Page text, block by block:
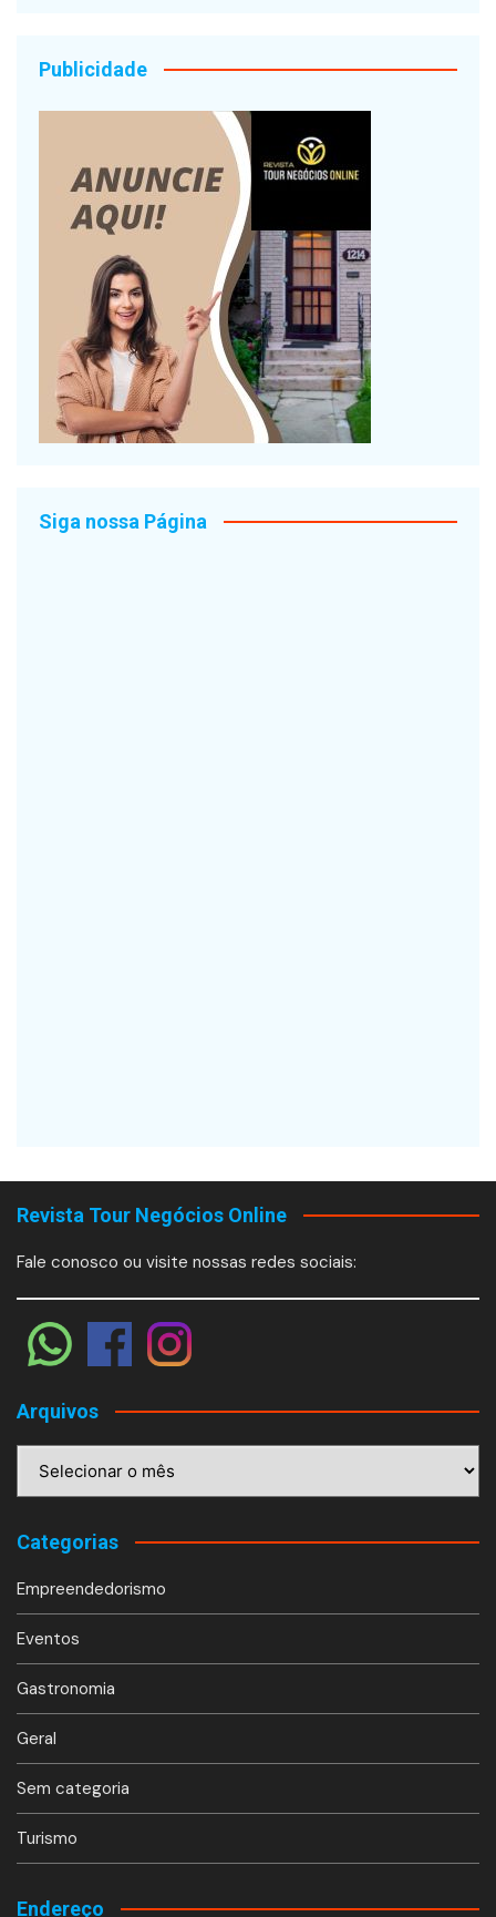
Publicidade
Siga nossa Página
Revista Tour Negócios Online
Fale conosco ou visite nossas redes sociais:
Arquivos
Categorias
Empreendedorismo
Eventos
Gastronomia
Geral
Sem categoria
Turismo
Endereço